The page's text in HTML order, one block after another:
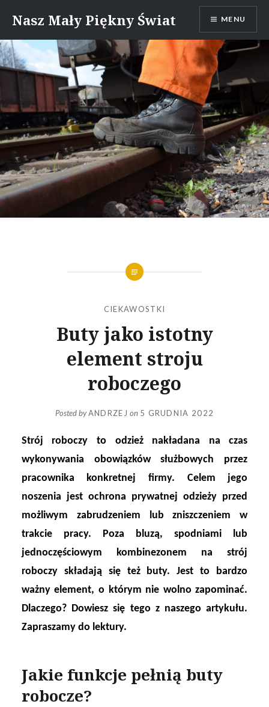
content
Nasz Mały Piękny Świat MENU
CIEKAWOSTKI
Buty jako istotny
element stroju
roboczego
Posted byANDRZEJ on 5 GRUDNIA 2022
Strój roboczy to odzież nakładana na czas
wykonywania obowiązków służbowych przez
pracownika konkretnej firmy. Celem jego
noszenia jest ochrona prywatnej odzieży przed
możliwym zabrudzeniem lub zniszczeniem w
trakcie pracy. Poza bluzą, spodniami lub
jednoczęściowym kombinezonem na strój
roboczy składają się też buty. Jest to bardzo
ważny element, o którym nie wolno zapominać.
Dlaczego? Dowiesz się tego z naszego artykułu.
Zapraszamy do lektury.
Jakie funkcje pełnią buty
robocze?